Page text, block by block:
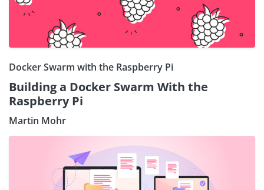
Docker Swarm with the Raspberry Pi
Building a Docker Swarm With the
Raspberry Pi
Martin Mohr